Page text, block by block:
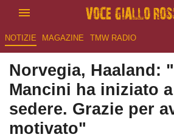
NOTIZIE MAGAZINE TMW RADIO
Norvegia, Haaland:
Mancini ha iniziato
sedere. Grazie per
motivato"